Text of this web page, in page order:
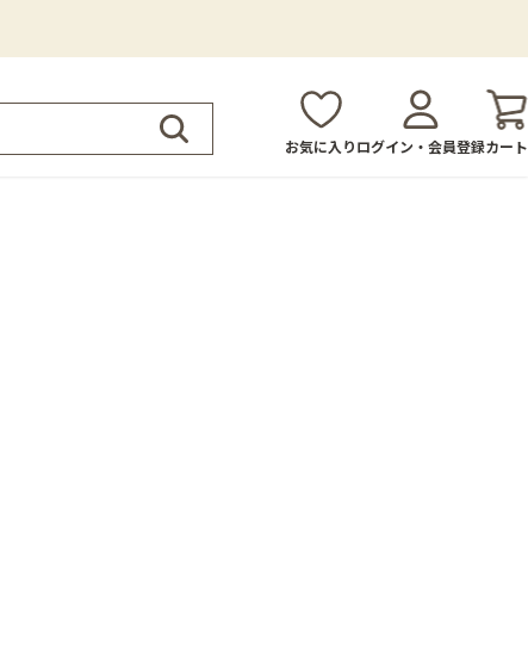
お気に入りログイン・会員登録カート